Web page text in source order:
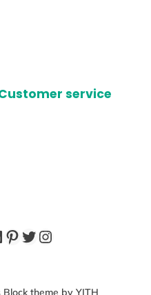
service
Pinterest
X Instagram
theme by YITH